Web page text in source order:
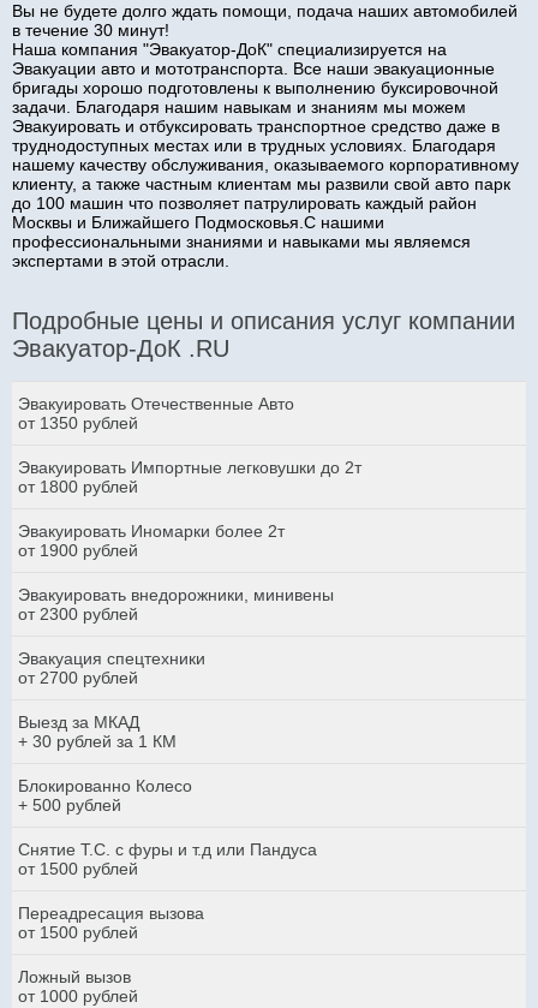
Вы не будете долго ждать помощи, подача наших автомобилей
в течение 30 минут!
Наша компания "Эвакуатор-ДоК" специализируется на
Эвакуации авто и мототранспорта. Все наши эвакуационные
бригады хорошо подготовлены к выполнению буксировочной
задачи. Благодаря нашим навыкам и знаниям мы можем
Эвакуировать и отбуксировать транспортное средство даже в
труднодоступных местах или в трудных условиях. Благодаря
нашему качеству обслуживания, оказываемого корпоративному
клиенту, а также частным клиентам мы развили свой авто парк
до 100 машин что позволяет патрулировать каждый район
Москвы и Ближайшего Подмосковья.С нашими
профессиональными знаниями и навыками мы являемся
экспертами в этой отрасли.
Подробные цены и описания услуг компании
Эвакуатор-ДоК .RU
Эвакуировать Отечественные Авто
от 1350 рублей
Эвакуировать Импортные легковушки до 2т
от 1800 рублей
Эвакуировать Иномарки более 2т
от 1900 рублей
Эвакуировать внедорожники, минивены
от 2300 рублей
Эвакуация спецтехники
от 2700 рублей
Выезд за МКАД
+ 30 рублей за 1 КМ
Блокированно Колесо
+ 500 рублей
Снятие Т.С. с фуры и т.д или Пандуса
от 1500 рублей
Переадресация вызова
от 1500 рублей
Ложный вызов
от 1000 рублей